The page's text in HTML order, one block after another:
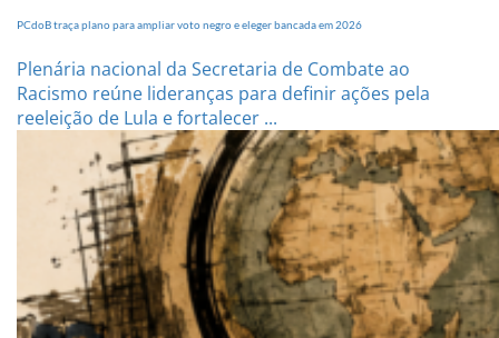
PCdoB traça plano para ampliar voto negro e eleger bancada em 2026
Plenária nacional da Secretaria de Combate ao
Racismo reúne lideranças para definir ações pela
reeleição de Lula e fortalecer ...